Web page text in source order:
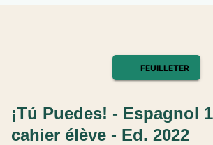
FEUILLETER
¡Tú Puedes! - Espagnol
cahier élève - Ed. 2022